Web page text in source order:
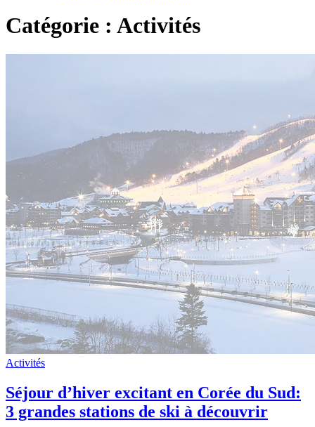
Catégorie : Activités
Activités
Séjour d’hiver excitant en Corée du Sud:
3 grandes stations de ski à découvrir